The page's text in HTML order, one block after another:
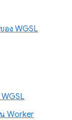
อง WGSL
Worker